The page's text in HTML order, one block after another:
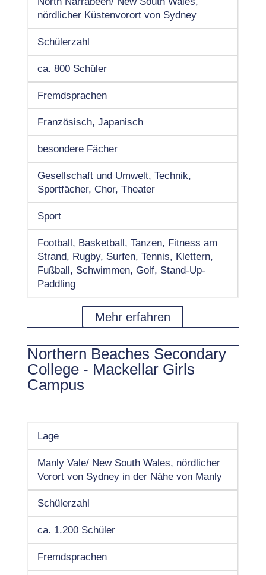
nördlicher Küstenvorort von Sydney
Schülerzahl
ca. 800 Schüler
Fremdsprachen
Französisch, Japanisch
besondere Fächer
Gesellschaft und Umwelt, Technik,
Sportfächer, Chor, Theater
Sport
Football, Basketball, Tanzen, Fitness am
Strand, Rugby, Surfen, Tennis, Klettern,
Fußball, Schwimmen, Golf, Stand-Up-
Paddling
Mehr erfahren
Northern Beaches Secondary
College - Mackellar Girls
Campus
Lage
Manly Vale/ New South Wales, nördlicher
Vorort von Sydney in der Nähe von Manly
Schülerzahl
ca. 1.200 Schüler
Fremdsprachen